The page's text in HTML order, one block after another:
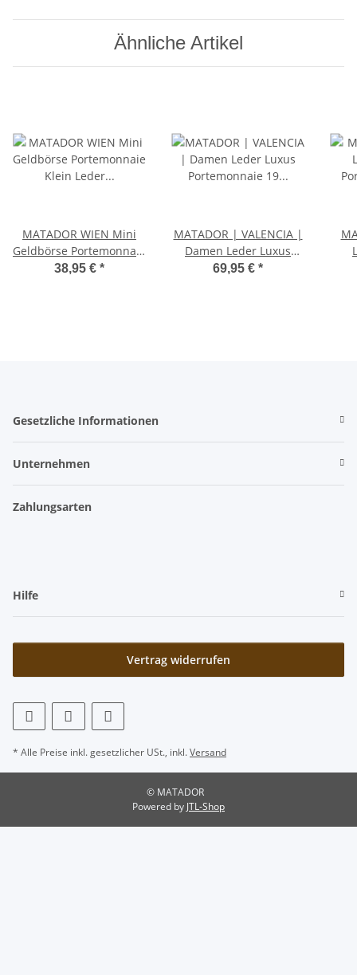
Ähnliche Artikel
MATADOR WIEN Mini
Geldbörse Portemonnaie
Klein Leder RFID TüV
38,95 € *
MATADOR | VALENCIA |
Damen Leder Luxus
Portemonnaie 19 Farben
69,95 € *
Gesetzliche Informationen
Unternehmen
Zahlungsarten
Hilfe
Vertrag widerrufen
* Alle Preise inkl. gesetzlicher USt., inkl.Versand
© MATADOR
Powered by JTL-Shop